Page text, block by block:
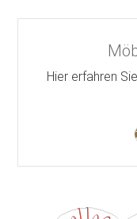
Hier erfahren